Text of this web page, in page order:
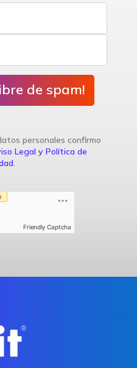
de spam!
personales confirmo
Legal y Política de
.
Friendly Captcha